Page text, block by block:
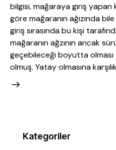
bilgisi, mağaraya giriş yapan
göre mağaranın ağızında
giriş sırasında bu kişi
mağaranın ağzının ancak
geçebileceği boyutta olması
olmuş. Yatay olmasına
Kategoriler